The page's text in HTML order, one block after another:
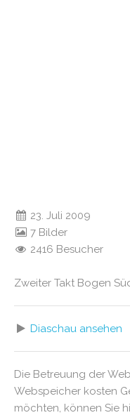
23. Juli 2009
7 Bilder
2416 Besucher
Zweiter Takt Bogen
Diaschau ansehen
Die Betreuung der
Webspeicher kosten
möchten, können Sie